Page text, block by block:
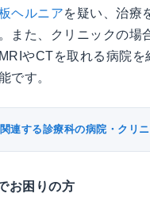
ヘルニアを疑い、治療
また、クリニックの場
やCTを取れる病院を
です。
連する診療科の病院・クリ
お困りの方